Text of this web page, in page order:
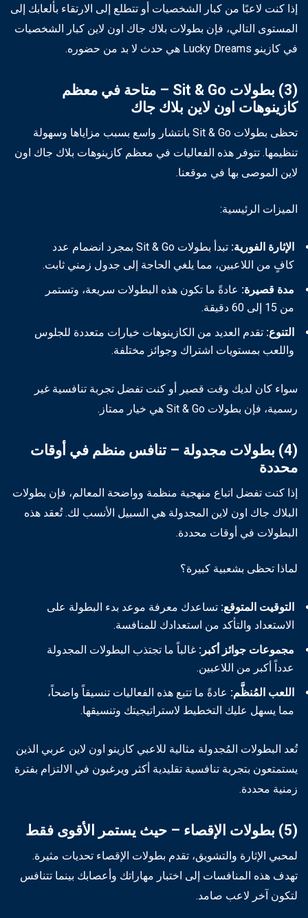
إذا كنت لاعبًا من كبار الشخصيات أو تتطلع إلى الارتقاء بألعابك إلى
المستوى التالي، فإن بطولات بلاك جاك اون لاين كبار الشخصيات
في كازينو Lucky Dreams هي حدث لا بد من حضوره.
(3) بطولات Sit & Go – متاحة في معظم
كازينوهات اون لاين بلاك جاك
تحظى بطولات Sit & Go بانتشار واسع بسبب مزاياها وسهولة
تنظيمها. تتوفر هذه الفعاليات في معظم كازينوهات بلاك جاك اون
لاين الموصى بها في موقعنا.
الميزات الرئيسية:
الإثارة الفورية:
تبدأ بطولات Sit & Go بمجرد انضمام عدد
كافٍ من اللاعبين، مما يلغي الحاجة إلى جدول زمني ثابت.
مدة قصيرة: عادةً ما تكون هذه البطولات سريعة، وتستمر
من 15 إلى 60 دقيقة.
التنوع: تقدم العديد من الكازينوهات خيارات متعددة للجلوس
واللعب بمستويات اشتراك وجوائز مختلفة.
سواء كان لديك وقت قصير أو كنت تفضل تجربة تنافسية غير
رسمية، فإن بطولات Sit & Go هي خيار ممتاز.
(4) بطولات مجدولة – تنافس منظم في أوقات
محددة
إذا كنت تفضل اتباع منهجية منظمة وواضحة المعالم، فإن بطولات
البلاك جاك اون لاين المجدولة هي السبيل الأنسب لك. تُعقد هذه
البطولات في أوقات محددة.
لماذا تحظى بشعبية كبيرة؟
التوقيت المتوقع: تساعدك معرفة موعد بدء البطولة على
الاستعداد والتأكد من استعدادك للمنافسة.
مجموعات جوائز أكبر: غالباً ما تجتذب البطولات المجدولة
عدداً أكبر من اللاعبين.
اللعب المُنظَّم: عادةً ما تتبع هذه الفعاليات تنسيقاً واضحاً،
مما يسهل عليك التخطيط لاستراتيجيتك وتنسيقها.
تُعد البطولات المُجدولة مثالية للاعبي كازينو اون لاين عربي الذين
يستمتعون بتجربة تنافسية تقليدية أكثر ويرغبون في الالتزام بفترة
زمنية محددة.
(5) بطولات الإقصاء – حيث يستمر الأقوى فقط
لمحبي الإثارة والتشويق، تقدم بطولات الإقصاء تحديات مثيرة.
تهدف هذه المنافسات إلى اختبار مهاراتك وأعصابك بينما تتنافس
لتكون آخر لاعب صامد.